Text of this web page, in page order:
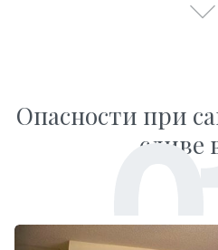
Опасности при
сливе